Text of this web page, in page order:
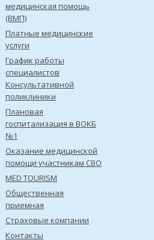
медицинская помощь
(ВМП)
Платные медицинские
услуги
График работы
специалистов
Консультативной
поликлиники
Плановая
госпитализация в ВОКБ
№1
Оказание медицинской
помощи участникам СВО
MED TOURISM
Общественная
приемная
Страховые компании
Контакты